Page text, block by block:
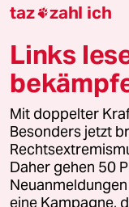
Downloads für
© 2026 taz Verlags
Alle Rechte vorbehalten.
wenden Sie sich bitte an
Feedback
taz zahl ich
Links
Mit doppelter
Besonders jetzt
Daher gehen 50
eine Kampagne,